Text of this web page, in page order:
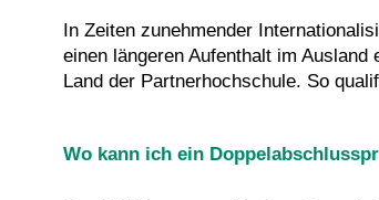
In Zeiten zunehmender
einen längeren Aufenthalt im
Land der Partnerhochschule. So
Wo kann ich ein